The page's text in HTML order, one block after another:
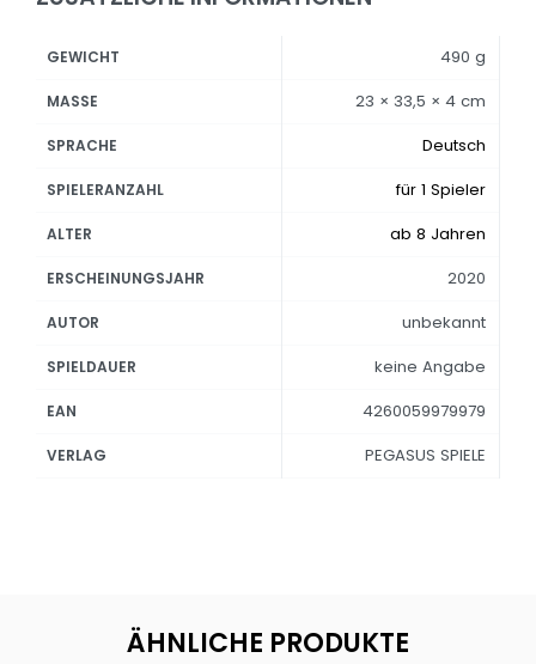
GEWICHT 490 g
MASSE 23 × 33,5 × 4 cm
SPRACHE Deutsch
SPIELERANZAHL für 1 Spieler
ALTER ab 8 Jahren
ERSCHEINUNGSJAHR 2020
AUTOR unbekannt
SPIELDAUER keine Angabe
EAN 4260059979979
VERLAG PEGASUS SPIELE
ÄHNLICHE PRODUKTE